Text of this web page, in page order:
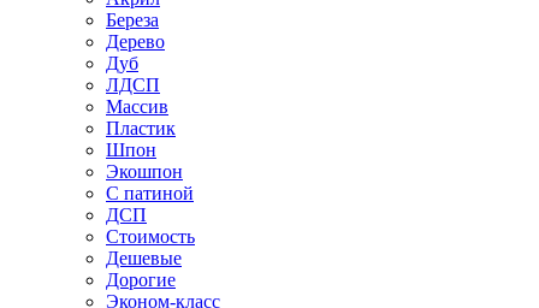
Береза
Дерево
Дуб
ЛДСП
Массив
Пластик
Шпон
Экошпон
С патиной
ДСП
Стоимость
Дешевые
Дорогие
Эконом-класс